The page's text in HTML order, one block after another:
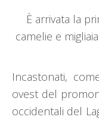
È arrivata la
camelie e
Incastonati,
ovest del
occidentali del